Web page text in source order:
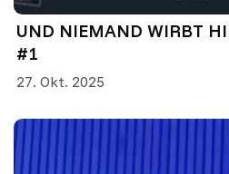
UND NIEMAND WIRBT
#1
27. Okt. 2025